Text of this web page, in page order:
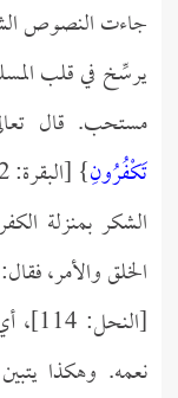
جاءت النصوص
يرسِّخ في قلب
مستحب. قال
تَكْفُرُونِ
الشكر بمنزلة
الخلق والأمر،
نعمه. وهكذا